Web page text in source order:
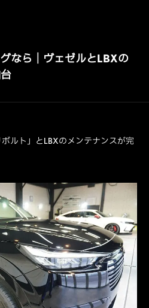
なら｜ヴェゼルとLBXの
ルト」とLBXのメンテナンスが完